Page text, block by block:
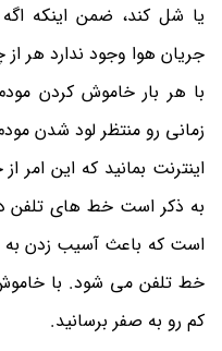
یا شل کند، ضمن اینکه اگه
جریان هوا وجود ندارد هر
با هر بار خاموش کردن
اینترنت بمانید که این امر
به ذکر است خط های تلفن
است که باعث آسیب زدن به
خط تلفن می شود. با
کم رو به صفر برسانید.